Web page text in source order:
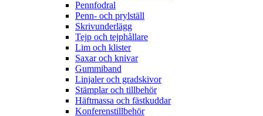
Pennfodral
Penn- och prylställ
Skrivunderlägg
Tejp och tejphållare
Lim och klister
Saxar och knivar
Gummiband
Linjaler och gradskivor
Stämplar och tillbehör
Häftmassa och fästkuddar
Konferenstillbehör